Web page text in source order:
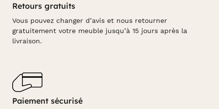
Retours gratuits
Vous pouvez changer d’avis et nous retourner
gratuitement votre meuble jusqu’à 15 jours après la
livraison.
Paiement sécurisé